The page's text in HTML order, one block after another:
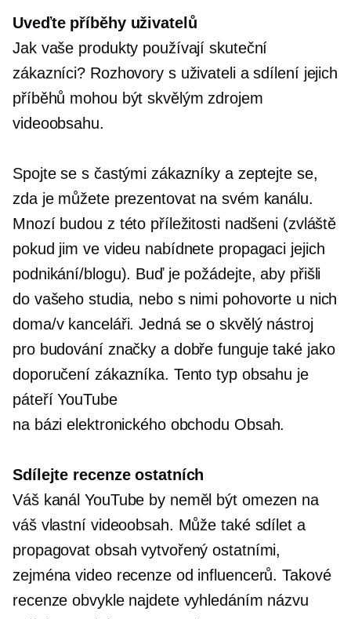
Uveďte příběhy uživatelů
Jak vaše produkty používají skuteční
zákazníci? Rozhovory s uživateli a sdílení jejich
příběhů mohou být skvělým zdrojem
videoobsahu.
Spojte se s častými zákazníky a zeptejte se,
zda je můžete prezentovat na svém kanálu.
Mnozí budou z této příležitosti nadšeni (zvláště
pokud jim ve videu nabídnete propagaci jejich
podnikání/blogu). Buď je požádejte, aby přišli
do vašeho studia, nebo s nimi pohovorte u nich
doma/v kanceláři. Jedná se o skvělý nástroj
pro budování značky a dobře funguje také jako
doporučení zákazníka. Tento typ obsahu je
páteří YouTube
na bázi elektronického obchodu Obsah.
Sdílejte recenze ostatních
Váš kanál YouTube by neměl být omezen na
váš vlastní videoobsah. Může také sdílet a
propagovat obsah vytvořený ostatními,
zejména video recenze od influencerů. Takové
recenze obvykle najdete vyhledáním názvu